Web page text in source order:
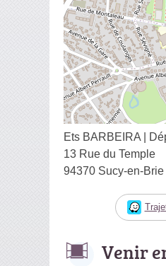
Ets BARBEIRA |
13 Rue du Temple
94370 Sucy-en-Brie
Venir